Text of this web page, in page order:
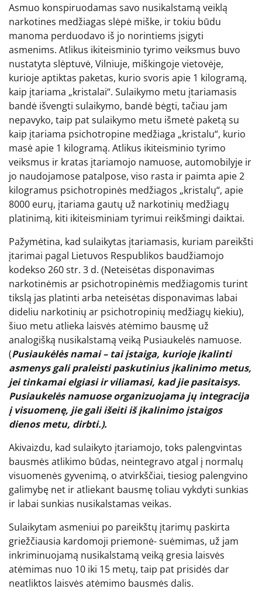
Asmuo konspiruodamas savo nusikalstamą veiklą
narkotines medžiagas slėpė miške, ir tokiu būdu
manoma perduodavo iš jo norintiems įsigyti
asmenims. Atlikus ikiteisminio tyrimo veiksmus buvo
nustatyta slėptuvė, Vilniuje, miškingoje vietovėje,
kurioje aptiktas paketas, kurio svoris apie 1 kilogramą,
kaip įtariama „kristalai“. Sulaikymo metu įtariamasis
bandė išvengti sulaikymo, bandė bėgti, tačiau jam
nepavyko, taip pat sulaikymo metu išmetė paketą su
kaip įtariama psichotropine medžiaga „kristalu“, kurio
masė apie 1 kilogramą. Atlikus ikiteisminio tyrimo
veiksmus ir kratas įtariamojo namuose, automobilyje ir
jo naudojamose patalpose, viso rasta ir paimta apie 2
kilogramus psichotropinės medžiagos „kristalų“, apie
8000 eurų, įtariama gautų už narkotinių medžiagų
platinimą, kiti ikiteisminiam tyrimui reikšmingi daiktai.
Pažymėtina, kad sulaikytas įtariamasis, kuriam pareikšti
įtarimai pagal Lietuvos Respublikos baudžiamojo
kodekso 260 str. 3 d. (Neteisėtas disponavimas
narkotinėmis ar psichotropinėmis medžiagomis turint
tikslą jas platinti arba neteisėtas disponavimas labai
dideliu narkotinių ar psichotropinių medžiagų kiekiu),
šiuo metu atlieka laisvės atėmimo bausmę už
analogišką nusikalstamą veiką Pusiaukelės namuose.
(Pusiaukėlės namai – tai įstaiga, kurioje įkalinti
asmenys gali praleisti paskutinius įkalinimo metus,
jei tinkamai elgiasi ir viliamasi, kad jie pasitaisys.
Pusiaukelės namuose organizuojama jų integracija
į visuomenę, jie gali išeiti iš įkalinimo įstaigos
dienos metu, dirbti.).
Akivaizdu, kad sulaikyto įtariamojo, toks palengvintas
bausmės atlikimo būdas, neintegravo atgal į normalų
visuomenės gyvenimą, o atvirkščiai, tiesiog palengvino
galimybę net ir atliekant bausmę toliau vykdyti sunkias
ir labai sunkias nusikalstamas veikas.
Sulaikytam asmeniui po pareikštų įtarimų paskirta
griežčiausia kardomoji priemonė- suėmimas, už jam
inkriminuojamą nusikalstamą veiką gresia laisvės
atėmimas nuo 10 iki 15 metų, taip pat prisidės dar
neatliktos laisvės atėmimo bausmės dalis.